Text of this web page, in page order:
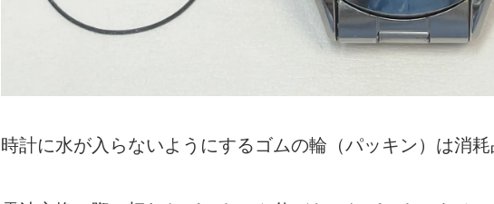
時計に水が入らないようにするゴムの輪（パッキン）は消耗